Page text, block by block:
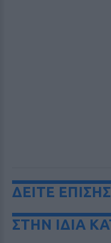
ΔΕΙΤΕ ΕΠΙΣΗΣ
ΣΤΗΝ ΙΔΙΑ